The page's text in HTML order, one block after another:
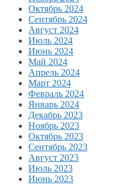
Октябрь 2024
Сентябрь 2024
Август 2024
Июль 2024
Июнь 2024
Май 2024
Апрель 2024
Март 2024
Февраль 2024
Январь 2024
Декабрь 2023
Ноябрь 2023
Октябрь 2023
Сентябрь 2023
Август 2023
Июль 2023
Июнь 2023